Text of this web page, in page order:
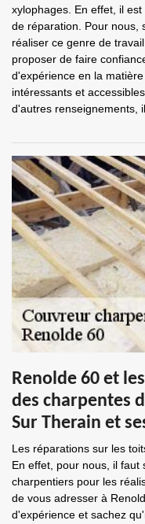
xylophages. En effet, il
de réparation. Pour nous,
réaliser ce genre de
proposer de faire
d'expérience en la
intéressants et
d'autres renseignements,
Renolde 60 et
des charpentes
Sur Therain et
Les réparations sur les
En effet, pour nous, il
charpentiers pour les
de vous adresser à
d'expérience et sachez